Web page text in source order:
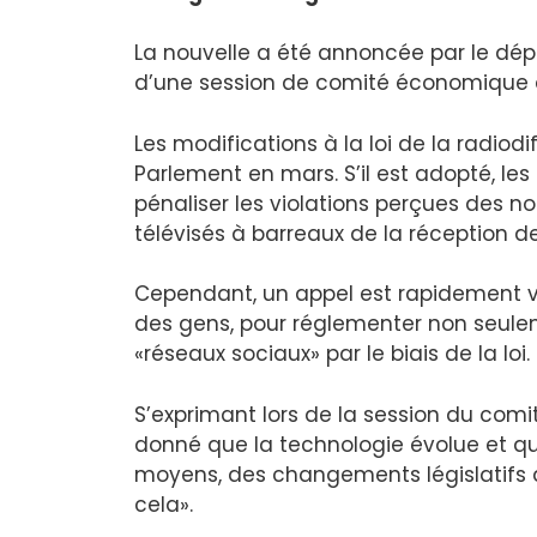
La nouvelle a été annoncée par le
d’une session de comité
Les modifications à la loi de la
Parlement en mars. S’il est adopté,
pénaliser les violations perçues des
télévisés à barreaux de la réception
Cependant, un appel est rapidement
des gens, pour réglementer non
«réseaux sociaux» par le biais de la loi.
S’exprimant lors de la session du
donné que la technologie évolue et
moyens, des changements
cela».